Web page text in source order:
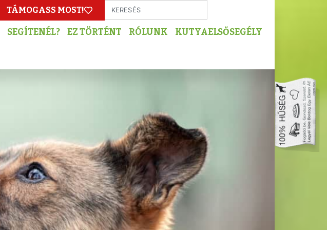
TÁMOGASS MOST!
SEGÍTENÉL? EZ TÖRTÉNT RÓLUNK KUTYAELSŐSEGÉLY